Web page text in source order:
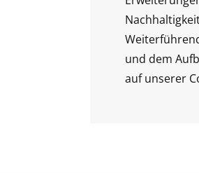
und dem
auf unserer